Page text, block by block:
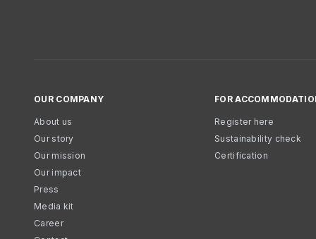
OUR COMPANY
About us
Our story
Our mission
Our impact
Press
Media kit
Career
FOR
Register here
Sustainability check
Certification